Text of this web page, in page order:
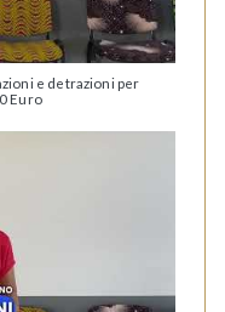
e detrazioni per
Euro